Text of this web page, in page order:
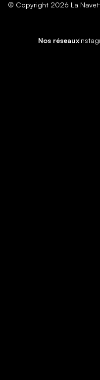
© Copyright 2026 La
Nos réseaux